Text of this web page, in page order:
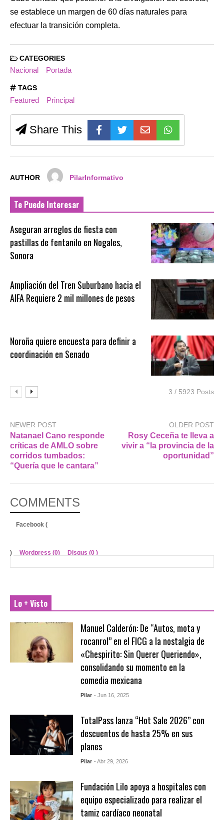
se establece un margen de 60 días naturales para
efectuar la transición completa.
CATEGORIES
Nacional Portada
TAGS
Featured Principal
Share This
AUTHOR PilarInformativo
Te Puede Interesar
Aseguran arreglos de fiesta con
pastillas de fentanilo en Nogales,
Sonora
Ampliación del Tren Suburbano hacia el
AIFA Requiere 2 mil millones de pesos
Noroña quiere encuesta para definir a
coordinación en Senado
3 / 5923 Posts
NEWER POST
Natanael Cano responde
críticas de AMLO sobre
corridos tumbados:
“Quería que le cantara”
OLDER POST
Rosy Ceceña te lleva a
vivir a “la provincia de la
oportunidad”
COMMENTS
Facebook (
) Wordpress (0) Disqus (0 )
Lo + Visto
Manuel Calderón: De “Autos, mota y
rocanrol” en el FICG a la nostalgia de
«Chespirito: Sin Querer Queriendo»,
consolidando su momento en la
comedia mexicana
Pilar - Jun 16, 2025
TotalPass lanza “Hot Sale 2026” con
descuentos de hasta 25% en sus
planes
Pilar - Abr 29, 2026
Fundación Lilo apoya a hospitales con
equipo especializado para realizar el
tamiz cardíaco neonatal